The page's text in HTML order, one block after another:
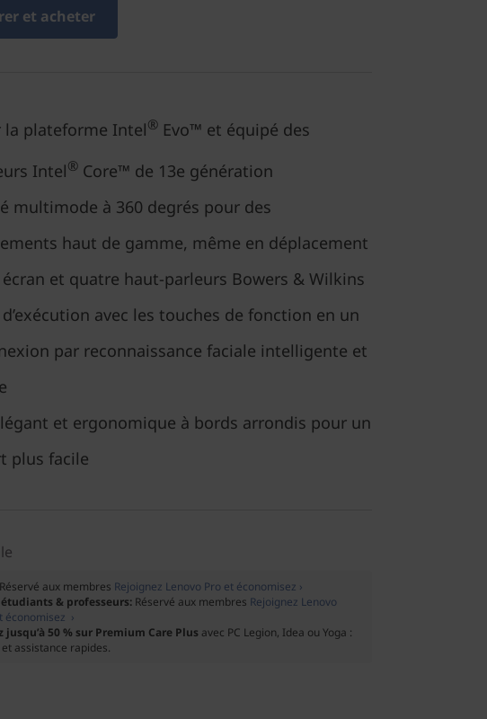
et acheter
la plateforme Intel® Evo™ et équipé des
Intel® Core™ de 13e génération
multimode à 360 degrés pour des
haut de gamme, même en déplacement
écran et quatre haut-parleurs Bowers & Wilkins
avec les touches de fonction en un
par reconnaissance faciale intelligente et
et ergonomique à bords arrondis pour un
plus facile
Réservé aux membres Rejoignez Lenovo Pro et économisez ›
& professeurs: Réservé aux membres Rejoignez Lenovo
économisez ›
jusqu’à 50 % sur Premium Care Plus avec PC Legion, Idea ou Yoga :
assistance rapides.